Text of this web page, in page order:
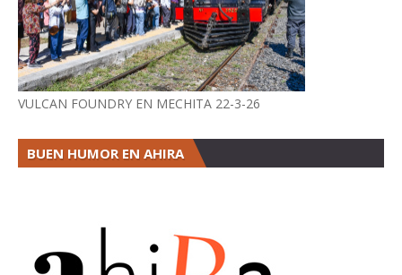
VULCAN FOUNDRY EN MECHITA 22-3-26
BUEN HUMOR EN AHIRA